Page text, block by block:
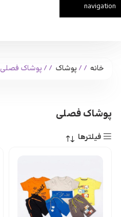
navigation
Skip to main content
خانه / پوشاک / پوشاک فصلی
پوشاک فصلی
فیلترها